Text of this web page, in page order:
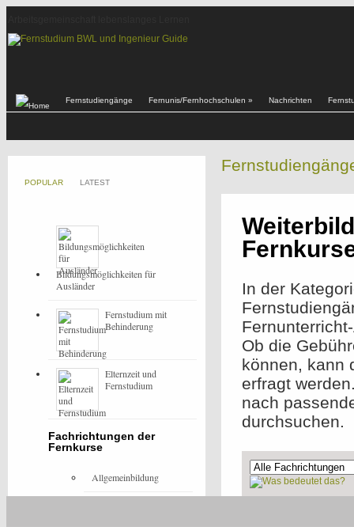
Fernstudiengänge Fernunis/Fernhochschulen » Nachrichten
In der
Ob die
können, kann
erfragt
nach
durchsuchen.
POPULAR LATEST
Bildungsmöglichkeiten für
Ausländer
Fernstudium mit
Behinderung
Elternzeit und
Fernstudium
Fachrichtungen der
Fernkurse
Allgemeinbildung